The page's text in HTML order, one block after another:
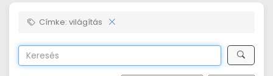
Címke: világítás